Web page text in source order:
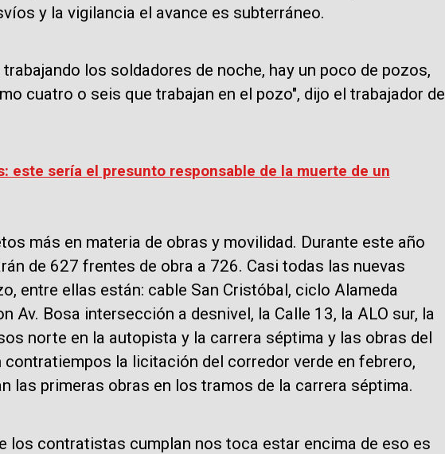
y la vigilancia el avance es subterráneo.
los soldadores de noche, hay un poco de pozos,
cuatro o seis que trabajan en el pozo", dijo el trabajador de
este sería el presunto responsable de la muerte de un
más en materia de obras y movilidad. Durante este año
de 627 frentes de obra a 726. Casi todas las nuevas
entre ellas están: cable San Cristóbal, ciclo Alameda
Av. Bosa intersección a desnivel, la Calle 13, la ALO sur, la
norte en la autopista y la carrera séptima y las obras del
contratiempos la licitación del corredor verde en febrero,
las primeras obras en los tramos de la carrera séptima.
los contratistas cumplan nos toca estar encima de eso es